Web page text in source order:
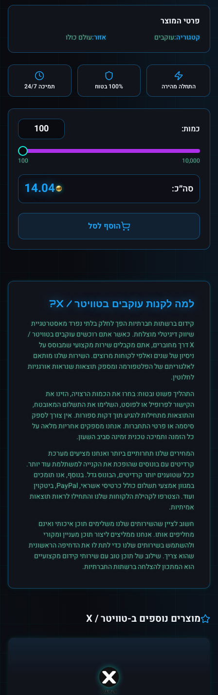
פרטי המוצר
קטגוריה:עוקבים אזור:עולם כולו
התחלה מהירה 100% בטוח תמיכה 24/7
כמות:
100 10,000
סה״כ: 14.04
הוסף לסל
למה לקנות עוקבים בטוויטר / X ?
קידום ברשתות חברתיות הפך לחלק בלתי נפרד מאסטרטגיית
שיווק דיגיטלי מוצלחת. כאשר אתם רוכשים עוקביםבטוויטר /
Xדרך מחוברים, אתם מקבלים שירות מקצועי שמבוסס על
ניסיון של שנים ואלפי לקוחות מרוצים. השירות שלנו מותאם
לאלגוריתם של הפלטפורמה ומספק תוצאות שנראות אורגניות
לחלוטין.
התהליך פשוט ובטוח: בחרו את הכמות הרצויה, הזינו את
הקישור לפרופיל או לפוסט, השלימו את התשלום המאובטח,
והתוצאות מתחילות להגיע תוך דקות ספורות. אין צורך לספק
סיסמה או פרטי התחברות. אנחנו מספקים אחריות מלאה על
כל הזמנה ותמיכה טכנית זמינה סביב השעון.
המחירים שלנו תחרותיים ביותר ואנחנו מציעים מערכת
קרדיטים עם בונוסים שהופכת את הקנייה למשתלמת עוד יותר.
ככל שטוענים יותר קרדיטים, הבונוס גדל. בנוסף, אנו תומכים
במגוון אמצעי תשלום כולל כרטיסי אשראי, PayPal, ביטקוין
ועוד. הצטרפו לקהילת הלקוחות שלנו והתחילו לראות תוצאות
אמיתיות.
חשוב לציין שהשירותים שלנו משלימים תוכן איכותי ואינם
מחליפים אותו. אנחנו ממליצים ליצור תוכן מעניין ומקורי
ולהשתמש בשירותים שלנו כדי לתת לו את הדחיפה הראשונית
שהוא צריך. שילוב של תוכן טוב עם שירותי קידום מקצועיים
הוא המתכון להצלחה ברשתות החברתיות.
מוצרים נוספים ב-טוויטר / X